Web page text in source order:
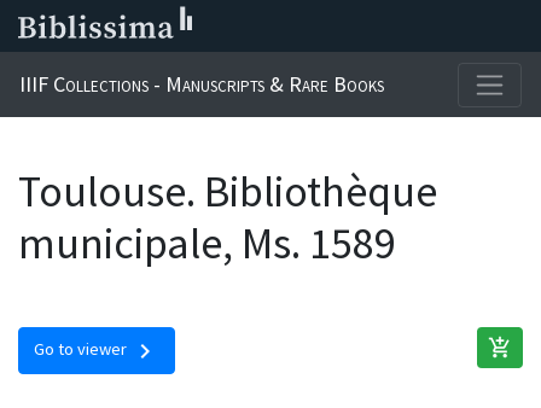
IIIF Collections - Manuscripts & Rare Books
Toulouse. Bibliothèque
municipale, Ms. 1589
Go to viewer chevron_right add_shopping_cart